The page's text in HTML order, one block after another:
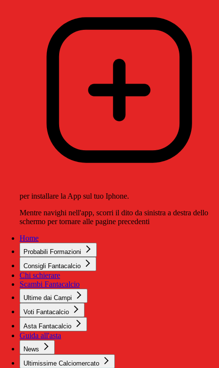
per installare la App sul tuo Iphone.
Mentre navighi nell'app, scorri il dito da sinistra a destra dello
schermo per tornare alle pagine precedenti
Home
Probabili Formazioni
Consigli Fantacalcio
Chi schierare
Scambi Fantacalcio
Ultime dai Campi
Voti Fantacalcio
Asta Fantacalcio
Guida all'asta
News
Ultimissime Calciomercato